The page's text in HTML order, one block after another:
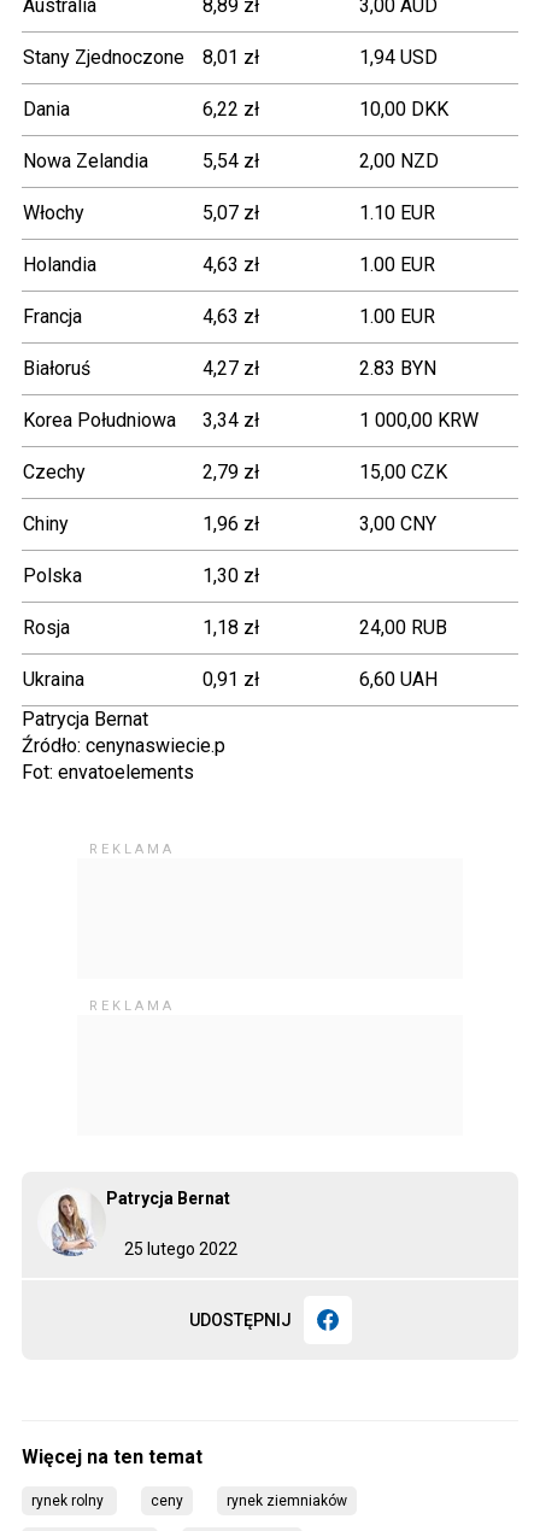
25 lutego 2022
Patrycja Bernat
UDOSTĘPNIJ
Australia 8,89 zł 3,00 AUD
Stany Zjednoczone 8,01 zł 1,94 USD
Dania 6,22 zł 10,00 DKK
Nowa Zelandia 5,54 zł 2,00 NZD
Włochy 5,07 zł 1.10 EUR
Holandia 4,63 zł 1.00 EUR
Francja 4,63 zł 1.00 EUR
Białoruś 4,27 zł 2.83 BYN
Korea Południowa 3,34 zł 1 000,00 KRW
Czechy 2,79 zł 15,00 CZK
Chiny 1,96 zł 3,00 CNY
Polska 1,30 zł
Rosja 1,18 zł 24,00 RUB
Ukraina 0,91 zł
6,60 UAH
Patrycja Bernat
Źródło: cenynaswiecie.p
Fot: envatoelements
rynek rolny ceny rynek ziemniaków